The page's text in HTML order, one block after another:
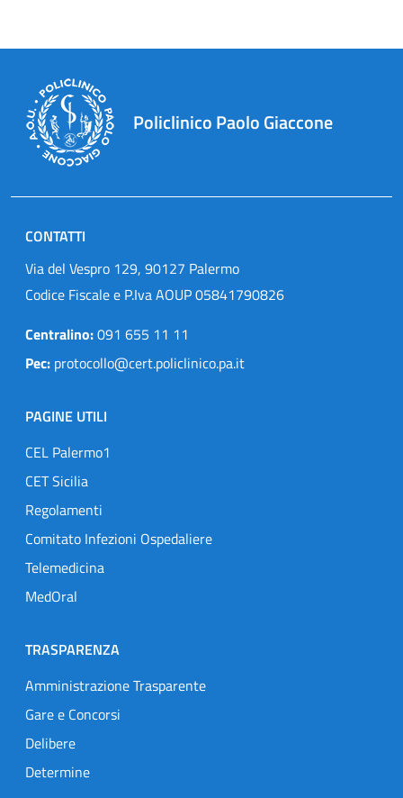
Policlinico Paolo Giaccone
CONTATTI
Via del Vespro 129, 90127 Palermo
Codice Fiscale e P.Iva AOUP 05841790826
Centralino:091 655 11 11
Pec: protocollo@cert.policlinico.pa.it
PAGINE UTILI
CEL Palermo1
CET Sicilia
Regolamenti
Comitato Infezioni Ospedaliere
Telemedicina
MedOral
TRASPARENZA
Amministrazione Trasparente
Gare e Concorsi
Delibere
Determine